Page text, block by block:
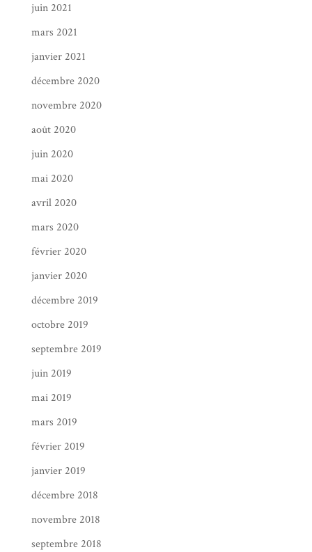
juin 2021
mars 2021
janvier 2021
décembre 2020
novembre 2020
août 2020
juin 2020
mai 2020
avril 2020
mars 2020
février 2020
janvier 2020
décembre 2019
octobre 2019
septembre 2019
juin 2019
mai 2019
mars 2019
février 2019
janvier 2019
décembre 2018
novembre 2018
septembre 2018